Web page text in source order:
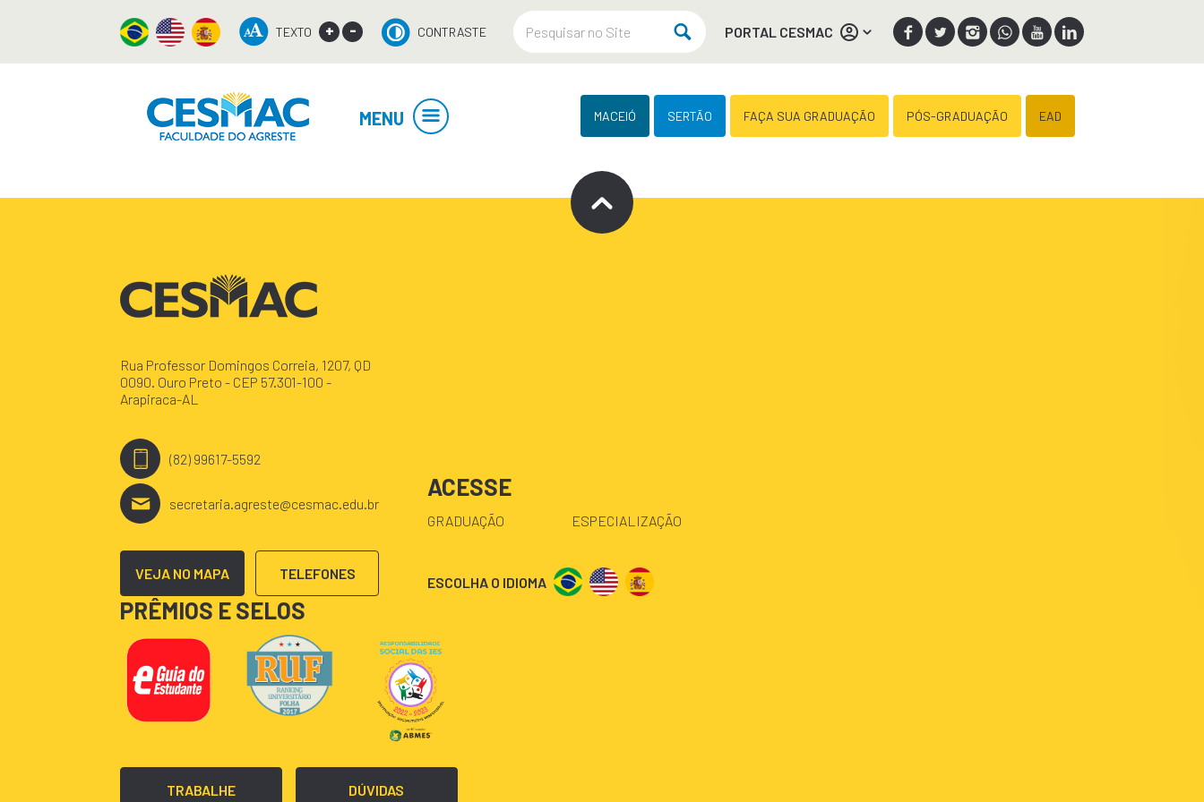
TEXTO + - CONTRASTE PORTAL CESMAC
MENU MACEIÓ SERTÃO FAÇA SUA GRADUAÇÃO PÓS-GRADUAÇÃO EAD
Rua Professor Domingos Correia, 1207, QD
0090. Ouro Preto - CEP 57.301-100 -
Arapiraca-AL
(82) 99617-5592
secretaria.agreste@cesmac.edu.br
VEJA NO MAPA TELEFONES
ACESSE
GRADUAÇÃO ESPECIALIZAÇÃO
ESCOLHA O IDIOMA
PRÊMIOS E SELOS
TRABALHE
DÚVIDAS